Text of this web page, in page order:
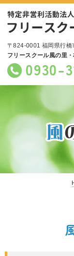
〒824-0001 福岡県行橋
フリースクール風の里
0930-